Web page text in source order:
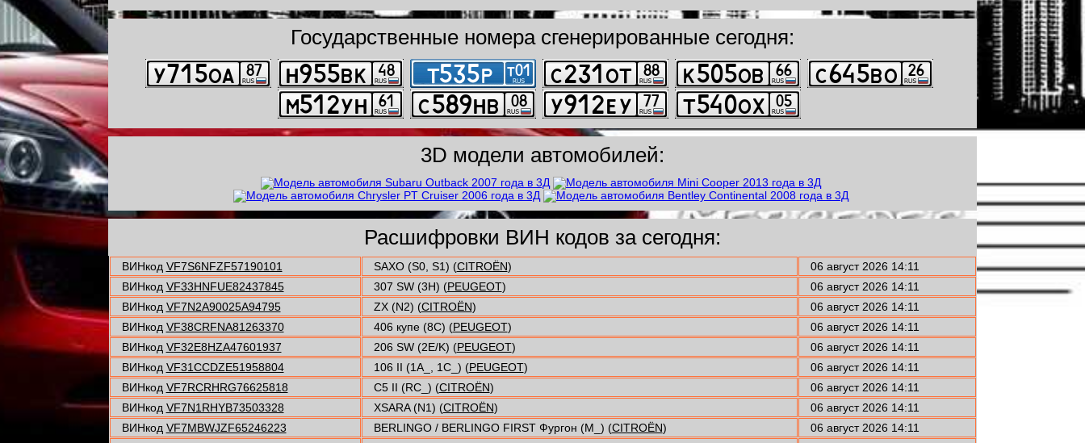
Государственные номера сгенерированные сегодня:
3D модели автомобилей:
Расшифровки ВИН кодов за сегодня:
ВИНкод VF7S6NFZF57190101 SAXO (S0, S1) (CITROËN)
06 август 2026 14:11
ВИНкод VF33HNFUE82437845 307 SW (3H) (PEUGEOT)
06 август 2026 14:11
ВИНкод VF7N2A90025A94795 ZX (N2) (CITROËN)
06 август 2026 14:11
ВИНкод VF38CRFNA81263370 406 купе (8C) (PEUGEOT)
06 август 2026 14:11
ВИНкод VF32E8HZA47601937 206 SW (2E/K) (PEUGEOT)
06 август 2026 14:11
ВИНкод VF31CCDZE51958804 106 II (1A_, 1C_) (PEUGEOT)
06 август 2026 14:11
ВИНкод VF7RCRHRG76625818 C5 II (RC_) (CITROËN)
06 август 2026 14:11
ВИНкод VF7N1RHYB73503328 XSARA (N1) (CITROËN)
06 август 2026 14:11
ВИНкод VF7MBWJZF65246223 BERLINGO / BERLINGO FIRST Фургон (M_) (CITROËN)
06 август 2026 14:11